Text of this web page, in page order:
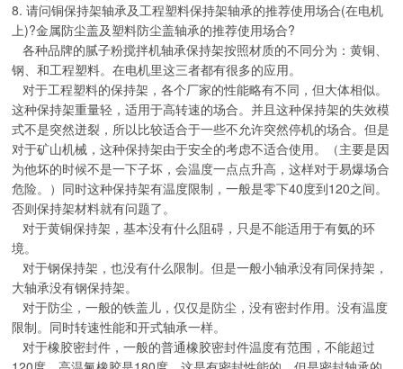
8. 请问铜保持架轴承及工程塑料保持架轴承的推荐使用场合(在电机
上)?金属防尘盖及塑料防尘盖轴承的推荐使用场合?
各种品牌的腻子粉搅拌机轴承保持架按照材质的不同分为：黄铜、
钢、和工程塑料。在电机里这三者都有很多的应用。
对于工程塑料的保持架，各个厂家的性能略有不同，但大体相似。
这种保持架重量轻，适用于高转速的场合。并且这种保持架的失效模
式不是突然迸裂，所以比较适合于一些不允许突然停机的场合。但是
对于矿山机械，这种保持架由于安全的考虑不适合使用。（主要是因
为他坏的时候不是一下子坏，会温度一点点升高，这样对于易爆场合
危险。）同时这种保持架有温度限制，一般是零下40度到120之间。
否则保持架材料就有问题了。
对于黄铜保持架，基本没有什么阻碍，只是不能适用于有氨的环
境。
对于钢保持架，也没有什么限制。但是一般小轴承没有同保持架，
大轴承没有钢保持架。
对于防尘，一般的铁盖儿，仅仅是防尘，没有密封作用。没有温度
限制。同时转速性能和开式轴承一样。
对于橡胶密封件，一般的普通橡胶密封件温度有范围，不能超过